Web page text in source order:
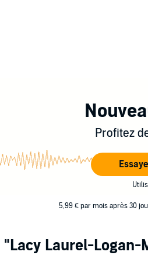
Profitez
5,99 € par mois après 30
"Lacy Laurel-Logan-